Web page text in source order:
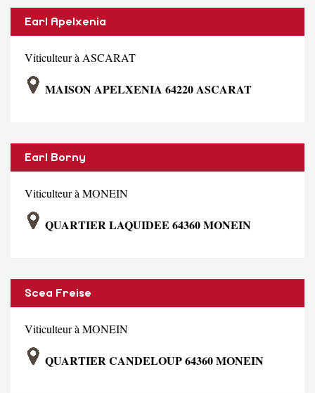
Earl Apelxenia
Viticulteur à ASCARAT
MAISON APELXENIA 64220 ASCARAT
Earl Borny
Viticulteur à MONEIN
QUARTIER LAQUIDEE 64360 MONEIN
Scea Freise
Viticulteur à MONEIN
QUARTIER CANDELOUP 64360 MONEIN